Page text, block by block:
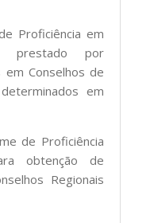
Proficiência em
prestado por
Conselhos de
em
de Proficiência
obtenção de
Regionais